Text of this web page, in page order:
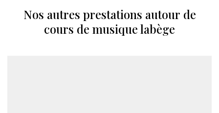
Nos autres prestations autour de
cours de musique labège